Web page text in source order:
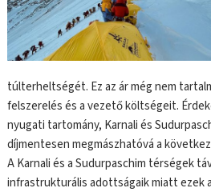
túlterheltségét. Ez az ár még nem
felszerelés és a vezető költségeit.
nyugati tartomány, Karnali és
díjmentesen megmászhatóvá a
A Karnali és a Sudurpaschim térségek
infrastrukturális adottságaik miatt ezek